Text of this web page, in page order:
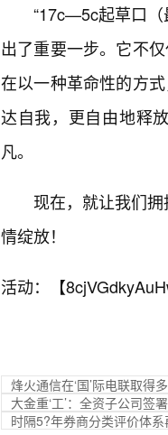
“17c—5c起草口（
出了重要一步。它不
在以一种革命性的方
达自我，更自由地释
凡。
现在，就让我们
情绽放！
活动：【
烽火通信在‘国’际电联取得
大金重‘工’：全资子公司
时隔5?年券商分类评价体